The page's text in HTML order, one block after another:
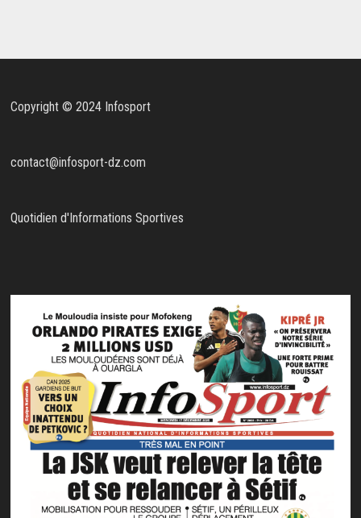
Copyright © 2024 Infosport
contact@infosport-dz.com
Quotidien d'Informations Sportives